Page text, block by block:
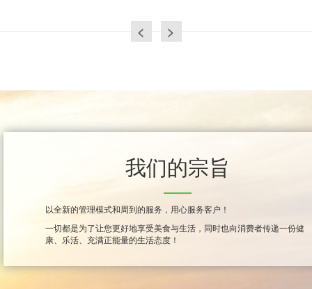
< >
我们的宗旨
以全新的管理模式和周到的服务，用心服务客户！
一切都是为了让您更好地享受美食与生活，同时也向消费者传递一份健
康、乐活、充满正能量的生活态度！